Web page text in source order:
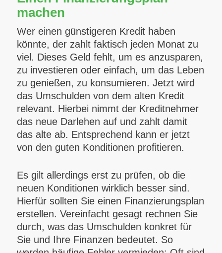
machen
Wer einen günstigeren Kredit haben
könnte, der zahlt faktisch jeden Monat zu
viel. Dieses Geld fehlt, um es anzusparen,
zu investieren oder einfach, um das Leben
zu genießen, zu konsumieren. Jetzt wird
das Umschulden von dem alten Kredit
relevant. Hierbei nimmt der Kreditnehmer
das neue Darlehen auf und zahlt damit
das alte ab. Entsprechend kann er jetzt
von den guten Konditionen profitieren.
Es gilt allerdings erst zu prüfen, ob die
neuen Konditionen wirklich besser sind.
Hierfür sollten Sie einen Finanzierungsplan
erstellen. Vereinfacht gesagt rechnen Sie
durch, was das Umschulden konkret für
Sie und Ihre Finanzen bedeutet. So